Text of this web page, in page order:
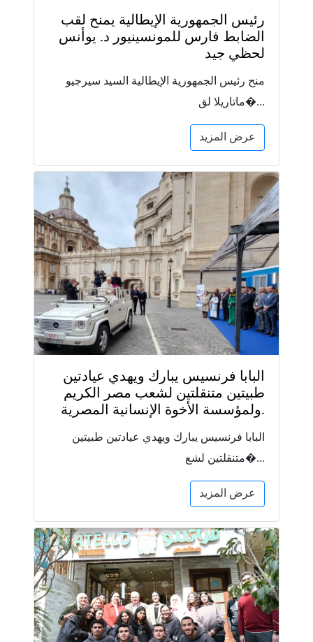
رئيس الجمهورية الإيطالية يمنح لقب
الضابط فارس للمونسينيور د. يوأنس
لحظي جيد
منح رئيس الجمهورية الإيطالية السيد سيرجيو
ماتاريلا لق�...
عرض المزيد
البابا فرنسيس يبارك ويهدي عيادتين
طبيتين متنقلتين لشعب مصر الكريم
ولمؤسسة الأخوة الإنسانية المصرية.
البابا فرنسيس يبارك ويهدي عيادتين طبيتين
متنقلتين لشع�...
عرض المزيد